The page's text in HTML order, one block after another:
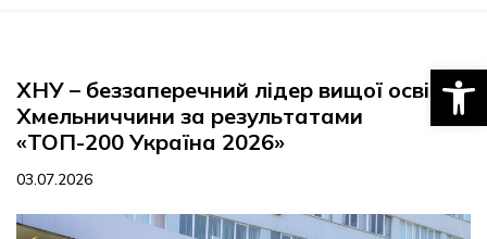
ХНУ – беззаперечний лідер вищої освіти
Хмельниччини за результатами
«ТОП-200 Україна 2026»
03.07.2026